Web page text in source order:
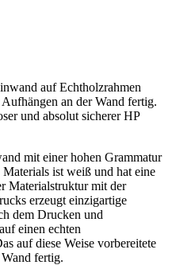
auf Echtholzrahmen
an der Wand fertig.
und absolut sicherer HP
mit einer hohen Grammatur
ist weiß und hat eine
Materialstruktur mit der
erzeugt einzigartige
dem Drucken und
einen echten
auf diese Weise vorbereitete
fertig.